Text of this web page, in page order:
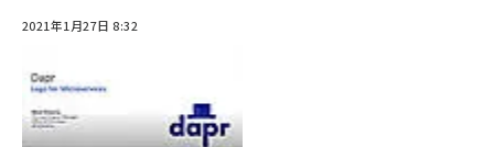
2021年1月27日 8:32